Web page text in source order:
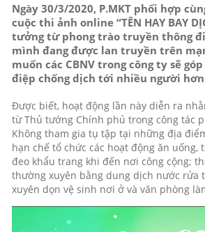
Ngày 30/3/2020, P.MKT phối hợp
cuộc thi ảnh online “TÊN HAY BAY
tưởng từ phong trào truyền thông
mình đang được lan truyền trên
muốn các CBNV trong công ty sẽ
điệp chống dịch tới nhiều người
Được biết, hoạt động lần này diễn ra
từ Thủ tướng Chính phủ trong công tác
Không tham gia tụ tập tại những địa
hạn chế tổ chức các hoạt động ăn uống,
đeo khẩu trang khi đến nơi công cộng;
thường xuyên bằng dung dịch nước rửa
xuyên dọn vệ sinh nơi ở và văn phòng